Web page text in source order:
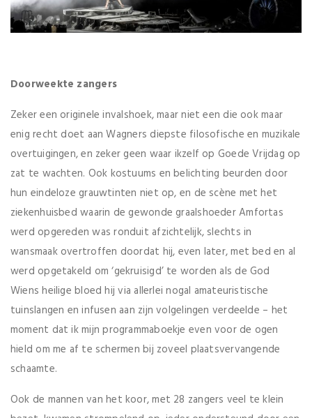
Doorweekte zangers
Zeker een originele invalshoek, maar niet een die ook maar
enig recht doet aan Wagners diepste filosofische en muzikale
overtuigingen, en zeker geen waar ikzelf op Goede Vrijdag op
zat te wachten. Ook kostuums en belichting beurden door
hun eindeloze grauwtinten niet op, en de scène met het
ziekenhuisbed waarin de gewonde graalshoeder Amfortas
werd opgereden was ronduit afzichtelijk, slechts in
wansmaak overtroffen doordat hij, even later, met bed en al
werd opgetakeld om ‘gekruisigd’ te worden als de God
Wiens heilige bloed hij via allerlei nogal amateuristische
tuinslangen en infusen aan zijn volgelingen verdeelde – het
moment dat ik mijn programmaboekje even voor de ogen
hield om me af te schermen bij zoveel plaatsvervangende
schaamte.
Ook de mannen van het koor, met 28 zangers veel te klein